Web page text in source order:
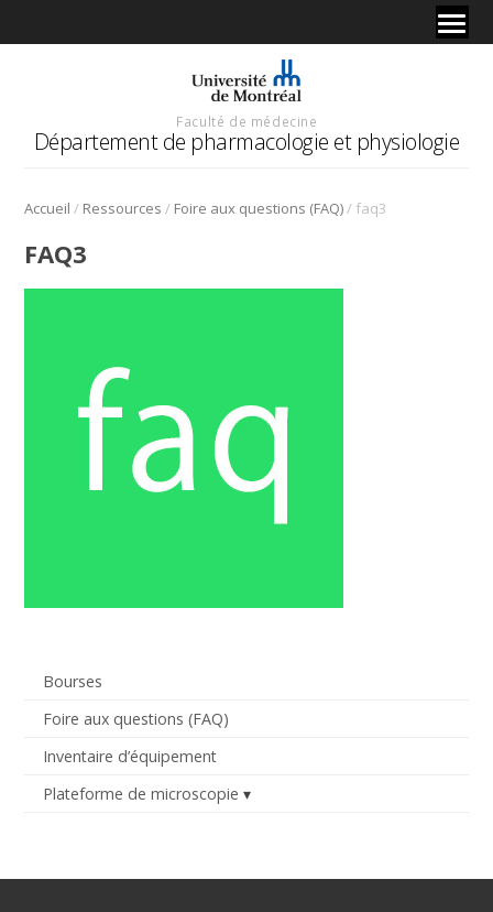
Faculté de médecine
Département de pharmacologie et physiologie
Accueil / Ressources / Foire aux questions (FAQ)/ faq3
Bourses
Foire aux questions (FAQ)
Inventaire d’équipement
Plateforme de microscopie
FAQ3